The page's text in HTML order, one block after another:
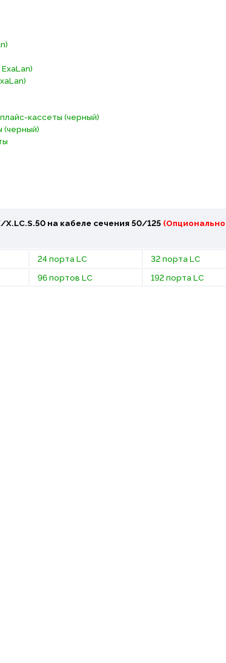
кассеты (черный)
(черный)
на кабеле сечения 50/125 (Опционально
24 порта LC
32 порта LC
96 портов LC 192 порта LC